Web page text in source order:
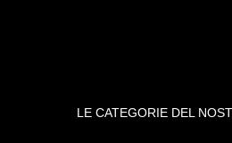
LE CATEGORIE DEL